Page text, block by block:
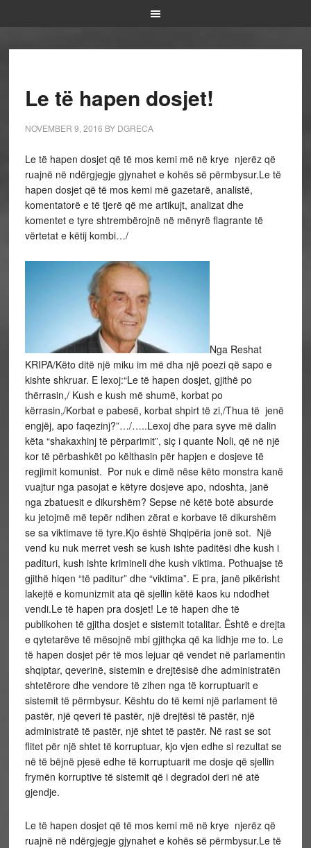
Le të hapen dosjet!
NOVEMBER 9, 2016 BY DGRECA
Le të hapen dosjet që të mos kemi më në krye njerëz që
ruajnë në ndërgjegje gjynahet e kohës së përmbysur.Le të
hapen dosjet që të mos kemi më gazetarë, analistë,
komentatorë e të tjerë që me artikujt, analizat dhe
komentet e tyre shtrembërojnë në mënyrë flagrante të
vërtetat e këtij kombi…/
Nga Reshat
KRIPA/Këto ditë një miku im më dha një poezi që sapo e
kishte shkruar. E lexoj:“Le të hapen dosjet, gjithë po
thërrasin,/ Kush e kush më shumë, korbat po
kërrasin,/Korbat e pabesë, korbat shpirt të zi,/Thua të jenë
engjëj, apo faqezinj?”…/…..Lexoj dhe para syve më dalin
këta “shakaxhinj të përparimit”, siç i quante Noli, që në një
kor të përbashkët po këlthasin për hapjen e dosjeve të
regjimit komunist. Por nuk e dimë nëse këto monstra kanë
vuajtur nga pasojat e këtyre dosjeve apo, ndoshta, janë
nga zbatuesit e dikurshëm? Sepse në këtë botë absurde
ku jetojmë më tepër ndihen zërat e korbave të dikurshëm
se sa viktimave të tyre.Kjo është Shqipëria jonë sot. Një
vend ku nuk merret vesh se kush ishte paditësi dhe kush i
padituri, kush ishte krimineli dhe kush viktima. Pothuajse të
gjithë hiqen “të paditur” dhe “viktima”. E pra, janë pikërisht
lakejtë e komunizmit ata që sjellin këtë kaos ku ndodhet
vendi.Le të hapen pra dosjet! Le të hapen dhe të
publikohen të gjitha dosjet e sistemit totalitar. Është e drejta
e qytetarëve të mësojnë mbi gjithçka që ka lidhje me to. Le
të hapen dosjet për të mos lejuar që vendet në parlamentin
shqiptar, qeverinë, sistemin e drejtësisë dhe administratën
shtetërore dhe vendore të zihen nga të korruptuarit e
sistemit të përmbysur. Kështu do të kemi një parlament të
pastër, një qeveri të pastër, një drejtësi të pastër, një
administratë të pastër, një shtet të pastër. Në rast se sot
flitet për një shtet të korruptuar, kjo vjen edhe si rezultat se
në të bëjnë pjesë edhe të korruptuarit me dosje që sjellin
frymën korruptive të sistemit që i degradoi deri në atë
gjendje.
Le të hapen dosjet që të mos kemi më në krye njerëz që
ruajnë në ndërgjegje gjynahet e kohës së përmbysur.Le të